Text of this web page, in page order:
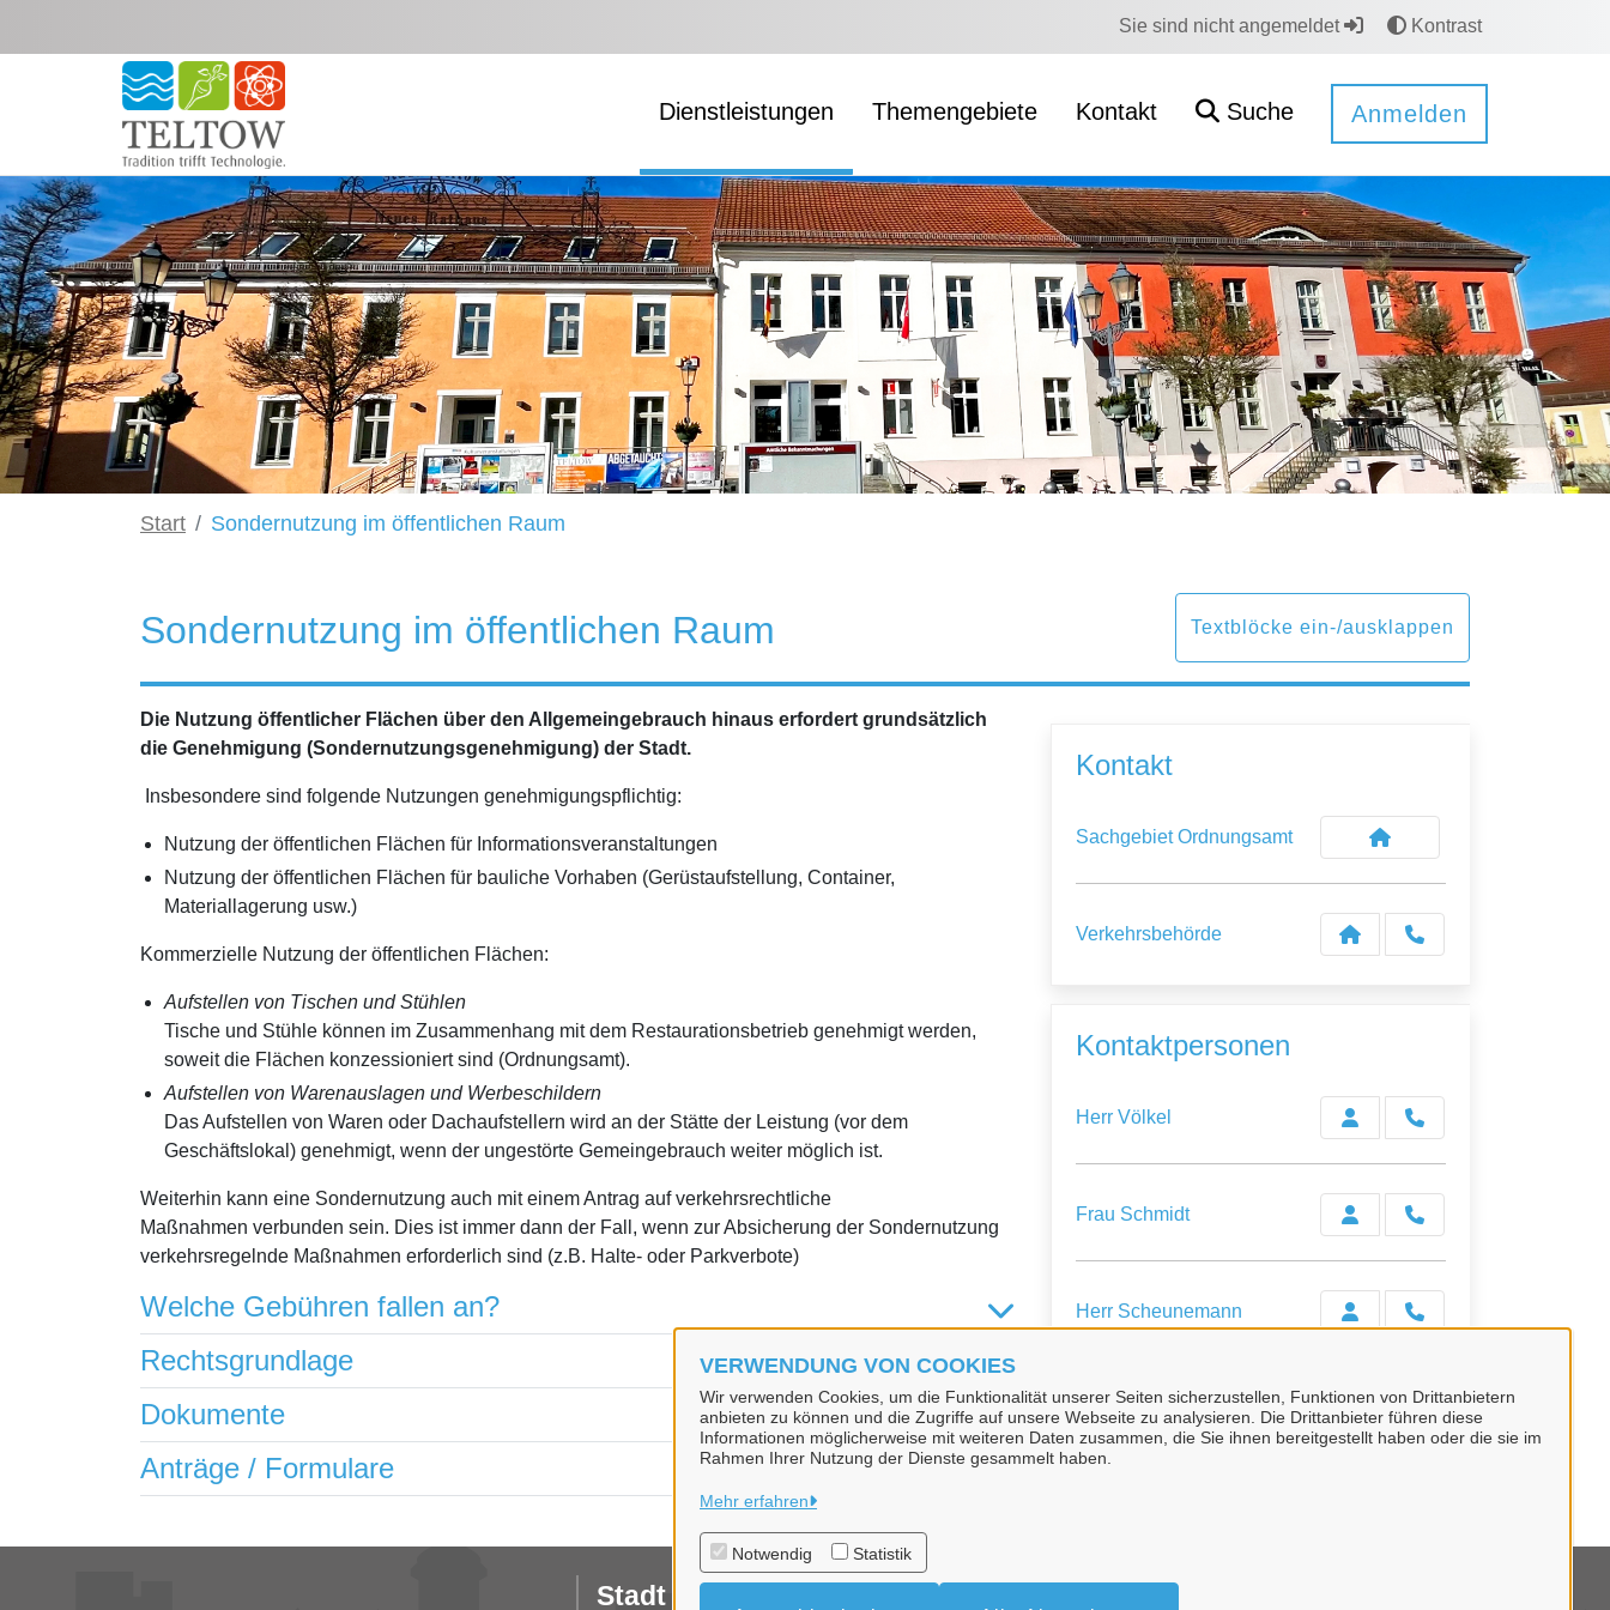
VERWENDUNG VON COOKIES
Wir verwenden Cookies, um die Funktionalität unserer Seiten sicherzustellen, Funktionen von Drittanbietern
anbieten zu können und die Zugriffe auf unsere Webseite zu analysieren. Die Drittanbieter führen diese
Informationen möglicherweise mit weiteren Daten zusammen, die Sie ihnen bereitgestellt haben oder die sie im
Rahmen Ihrer Nutzung der Dienste gesammelt haben.
Mehr erfahren
Notwendig Statistik
Sie sind nicht angemeldet Kontrast
Dienstleistungen Themengebiete Kontakt Suche Anmelden
Start Sondernutzung im öffentlichen Raum
Sondernutzung im öffentlichen Raum Textblöcke ein-/ausklappen
Die Nutzung öffentlicher Flächen über den Allgemeingebrauch hinaus erfordert grundsätzlich
die Genehmigung (Sondernutzungsgenehmigung) der Stadt.
Insbesondere sind folgende Nutzungen genehmigungspflichtig:
Nutzung der öffentlichen Flächen für Informationsveranstaltungen
Nutzung der öffentlichen Flächen für bauliche Vorhaben (Gerüstaufstellung, Container,
Materiallagerung usw.)
Kommerzielle Nutzung der öffentlichen Flächen:
Aufstellen von Tischen und Stühlen
Tische und Stühle können im Zusammenhang mit dem Restaurationsbetrieb genehmigt werden,
soweit die Flächen konzessioniert sind (Ordnungsamt).
Aufstellen von Warenauslagen und Werbeschildern
Das Aufstellen von Waren oder Dachaufstellern wird an der Stätte der Leistung (vor dem
Geschäftslokal) genehmigt, wenn der ungestörte Gemeingebrauch weiter möglich ist.
Weiterhin kann eine Sondernutzung auch mit einem Antrag auf verkehrsrechtliche
Maßnahmen verbunden sein. Dies ist immer dann der Fall, wenn zur Absicherung der Sondernutzung
verkehrsregelnde Maßnahmen erforderlich sind (z.B. Halte- oder Parkverbote)
Welche Gebühren fallen an?
Rechtsgrundlage
Dokumente
Anträge / Formulare
Kontakt
Sachgebiet Ordnungsamt
Verkehrsbehörde
Kontaktpersonen
Herr Völkel
Frau Schmidt
Herr Scheunemann
Stadt Teltow